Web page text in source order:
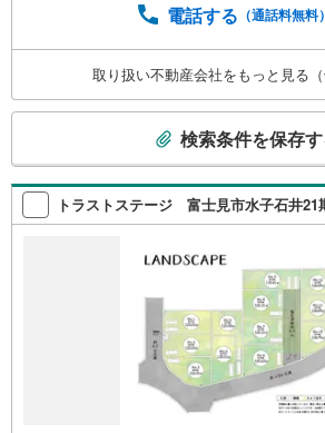
て、リフォームや注文建築につい
～19:00 この時間はお電話でのお
5.お子様連れでおこしくださいキッ
オムツ替えベッド、アンパンマン
る（無料）をボタンからご予約くだ
電話する （通話料無料）
取り扱い不動産会社をもっと見る（
検
索
条
検索条件を保存
トラストステージ 富士見市水子石井